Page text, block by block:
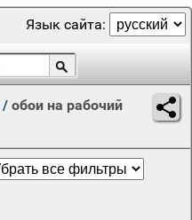
Язык сайта:
/ обои на рабочий